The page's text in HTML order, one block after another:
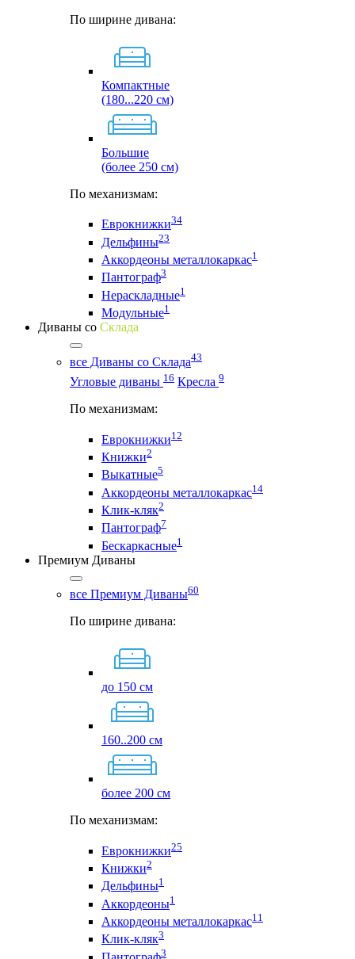
По ширине дивана:
Компактные
(180...220 см)
Большие
(более 250 см)
По механизмам:
Еврокнижки34
Дельфины23
Аккордеоны металлокаркас1
Пантограф3
Нераскладные1
Модульные1
Диваны со Склада
все Диваны со Склада43
Угловые диваны 16 Кресла 9
По механизмам:
Еврокнижки12
Книжки2
Выкатные5
Аккордеоны металлокаркас14
Клик-кляк2
Пантограф7
Бескаркасные1
Премиум Диваны
все Премиум Диваны60
По ширине дивана:
до 150 см
160..200 см
более 200 см
По механизмам:
Еврокнижки25
Книжки2
Дельфины1
Аккордеоны1
Аккордеоны металлокаркас11
Клик-кляк3
3